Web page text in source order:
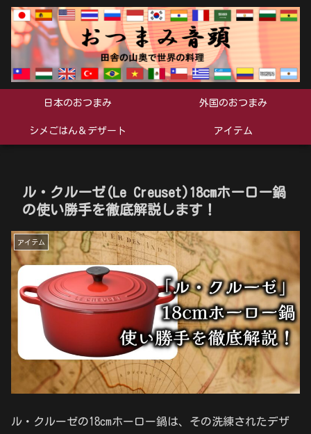
日本のおつまみ 外国のおつまみ
シメごはん＆デザート アイテム
ル・クルーゼ(Le Creuset)18cmホーロー鍋
の使い勝手を徹底解説します！
アイテム
ル・クルーゼの18cmホーロー鍋は、その洗練されたデザ